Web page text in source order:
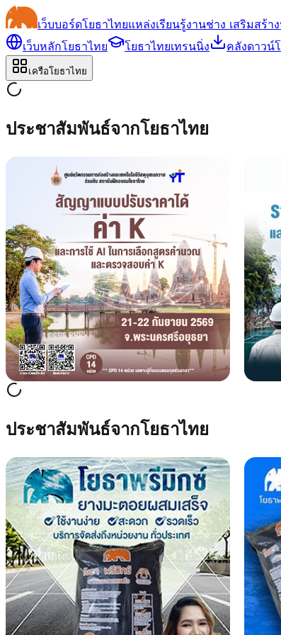
เว็บบอร์ดโยธาไทยแหล่งเรียนรู้งานช่าง เสริมสร้
เว็บหลักโยธาไทย
โยธาไทยเทรนนิ่ง คลังดาวน์
เครือโยธาไทย
ประชาสัมพันธ์จากโยธาไทย
ประชาสัมพันธ์จากโยธาไทย